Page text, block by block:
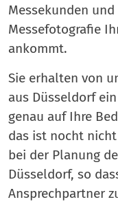
Messekunden
Messefotografie
ankommt.
Sie erhalten von
aus Düsseldorf
genau auf Ihre
das ist nocht
bei der Planung
Düsseldorf, so
Ansprechpartner